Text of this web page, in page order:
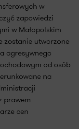
w
zapowiedzi
w Małopolskim
zostanie utworzone
agresywnego
od osób
na
prawem
cen